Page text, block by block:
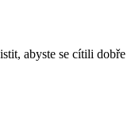
abyste se cítili dobře